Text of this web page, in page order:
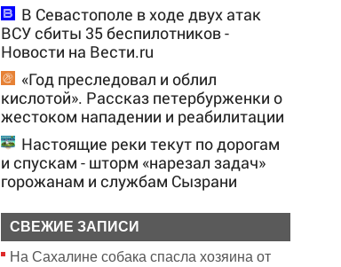
В Севастополе в ходе двух атак
ВСУ сбиты 35 беспилотников -
Новости на Вести.ru
«Год преследовал и облил
кислотой». Рассказ петербурженки о
жестоком нападении и реабилитации
Настоящие реки текут по дорогам
и спускам - шторм «нарезал задач»
горожанам и службам Сызрани
СВЕЖИЕ ЗАПИСИ
На Сахалине собака спасла хозяина от